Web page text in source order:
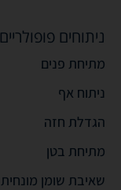
ניתוחים פופולריים
מתיחת פנים
ניתוח אף
הגדלת חזה
מתיחת בטן
שאיבת שומן מונחית